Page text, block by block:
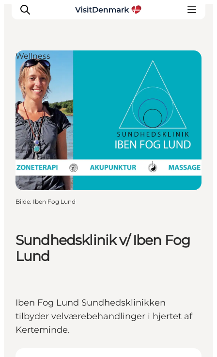
Inspirasjon
Reisemål
Aktiviteter
Overnatting
Planlegg reisen
Sundhedsklinik v/ Iben Fog
Lund
Iben Fog Lund Sundhedsklinikken
tilbyder velværebehandlinger i hjertet af
Kerteminde.
Wellness
Bilde: Iben Fog Lund